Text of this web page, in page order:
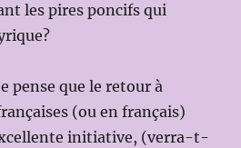
les pires poncifs qui
pense que le retour à
(ou en français)
initiative, (verra-t-